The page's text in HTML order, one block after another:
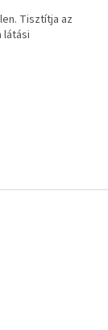
Tisztítja az
látási